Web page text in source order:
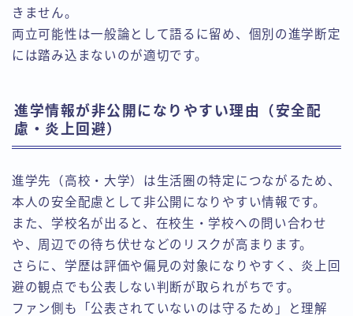
きません。
両立可能性は一般論として語るに留め、個別の進学断定
には踏み込まないのが適切です。
進学情報が非公開になりやすい理由（安全配
慮・炎上回避）
進学先（高校・大学）は生活圏の特定につながるため、
本人の安全配慮として非公開になりやすい情報です。
また、学校名が出ると、在校生・学校への問い合わせ
や、周辺での待ち伏せなどのリスクが高まります。
さらに、学歴は評価や偏見の対象になりやすく、炎上回
避の観点でも公表しない判断が取られがちです。
ファン側も「公表されていないのは守るため」と理解